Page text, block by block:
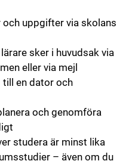
uppgifter via skolans
sker i huvudsak via
eller via mejl
till en dator och
och genomföra
studera är minst lika
– även om du